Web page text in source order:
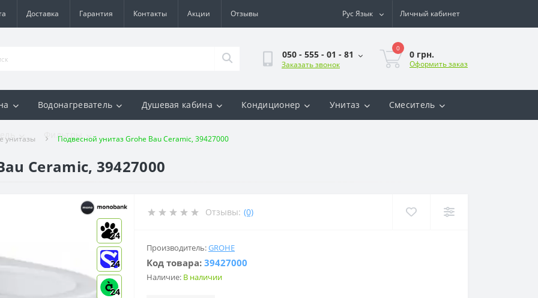
Доставка Гарантия Контакты Акции Отзывы РусЯзык Личный кабинет
050 - 555 - 01 - 81
Заказать звонок
0
0 грн.
Оформить заказ
Водонагреватель Душевая кабина Кондиционер Унитаз Смеситель
Фильтры
унитазы Подвесной унитаз Grohe Bau Ceramic, 39427000
Ceramic, 39427000
24
24
24
Отзывы: (0)
Производитель:GROHE
Код товара: 39427000
Наличие: В наличии